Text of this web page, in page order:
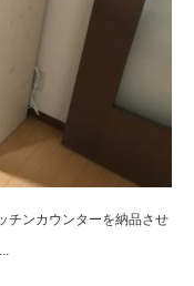
ンカウンターを納品させ